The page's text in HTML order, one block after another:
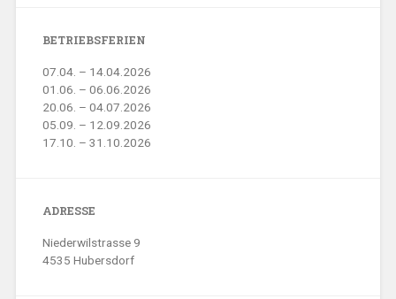
BETRIEBSFERIEN
07.04. – 14.04.2026
01.06. – 06.06.2026
20.06. – 04.07.2026
05.09. – 12.09.2026
17.10. – 31.10.2026
ADRESSE
Niederwilstrasse 9
4535 Hubersdorf